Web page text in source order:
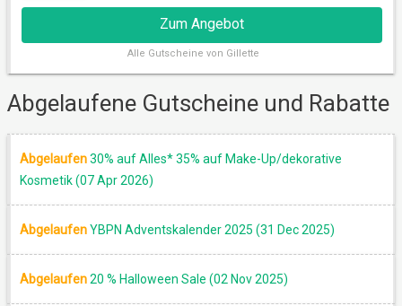
AKTION
Zum Angebot
Alle Gutscheine von Gillette
Abgelaufene Gutscheine und Rabatte
Abgelaufen30% auf Alles* 35% auf Make-Up/dekorative
Kosmetik (07 Apr 2026)
AbgelaufenYBPN Adventskalender 2025 (31 Dec 2025)
Abgelaufen20 % Halloween Sale (02 Nov 2025)